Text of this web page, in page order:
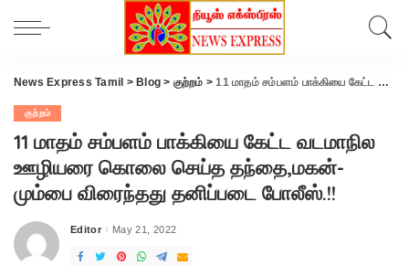
News Express Tamil > Blog > குற்றம் >11 மாதம் சம்பளம் பாக்கியை கேட்ட வடமாநில ஊழியரை கொலை செய்த தந்தை,மகன்-மும்பை விரைந்தது தனிப்படை போலீஸ்.!!
குற்றம்
11 மாதம் சம்பளம் பாக்கியை கேட்ட வடமாநில
ஊழியரை கொலை செய்த தந்தை,மகன்-
மும்பை விரைந்தது தனிப்படை போலீஸ்.!!
Posted
Editor May 21, 2022